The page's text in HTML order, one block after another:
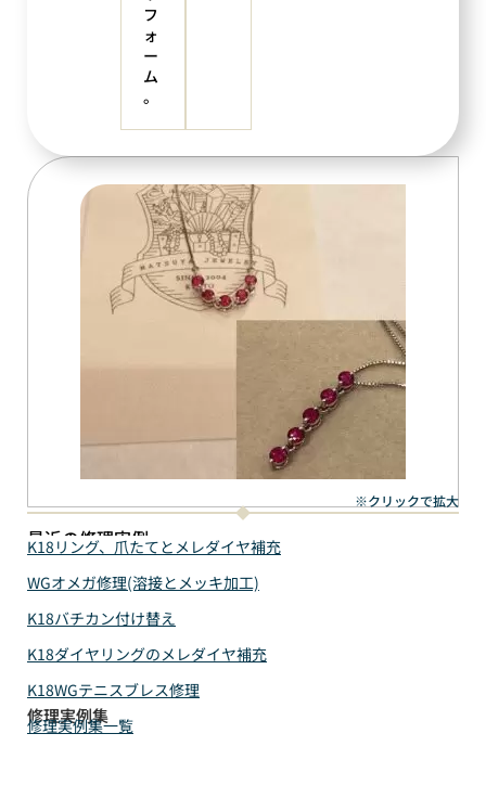
※クリックで拡大
最近の修理実例
K18リング、爪たてとメレダイヤ補充
WGオメガ修理(溶接とメッキ加工)
K18バチカン付け替え
K18ダイヤリングのメレダイヤ補充
K18WGテニスブレス修理
修理実例集
修理実例集一覧
フ
ォ
ー
ム
。